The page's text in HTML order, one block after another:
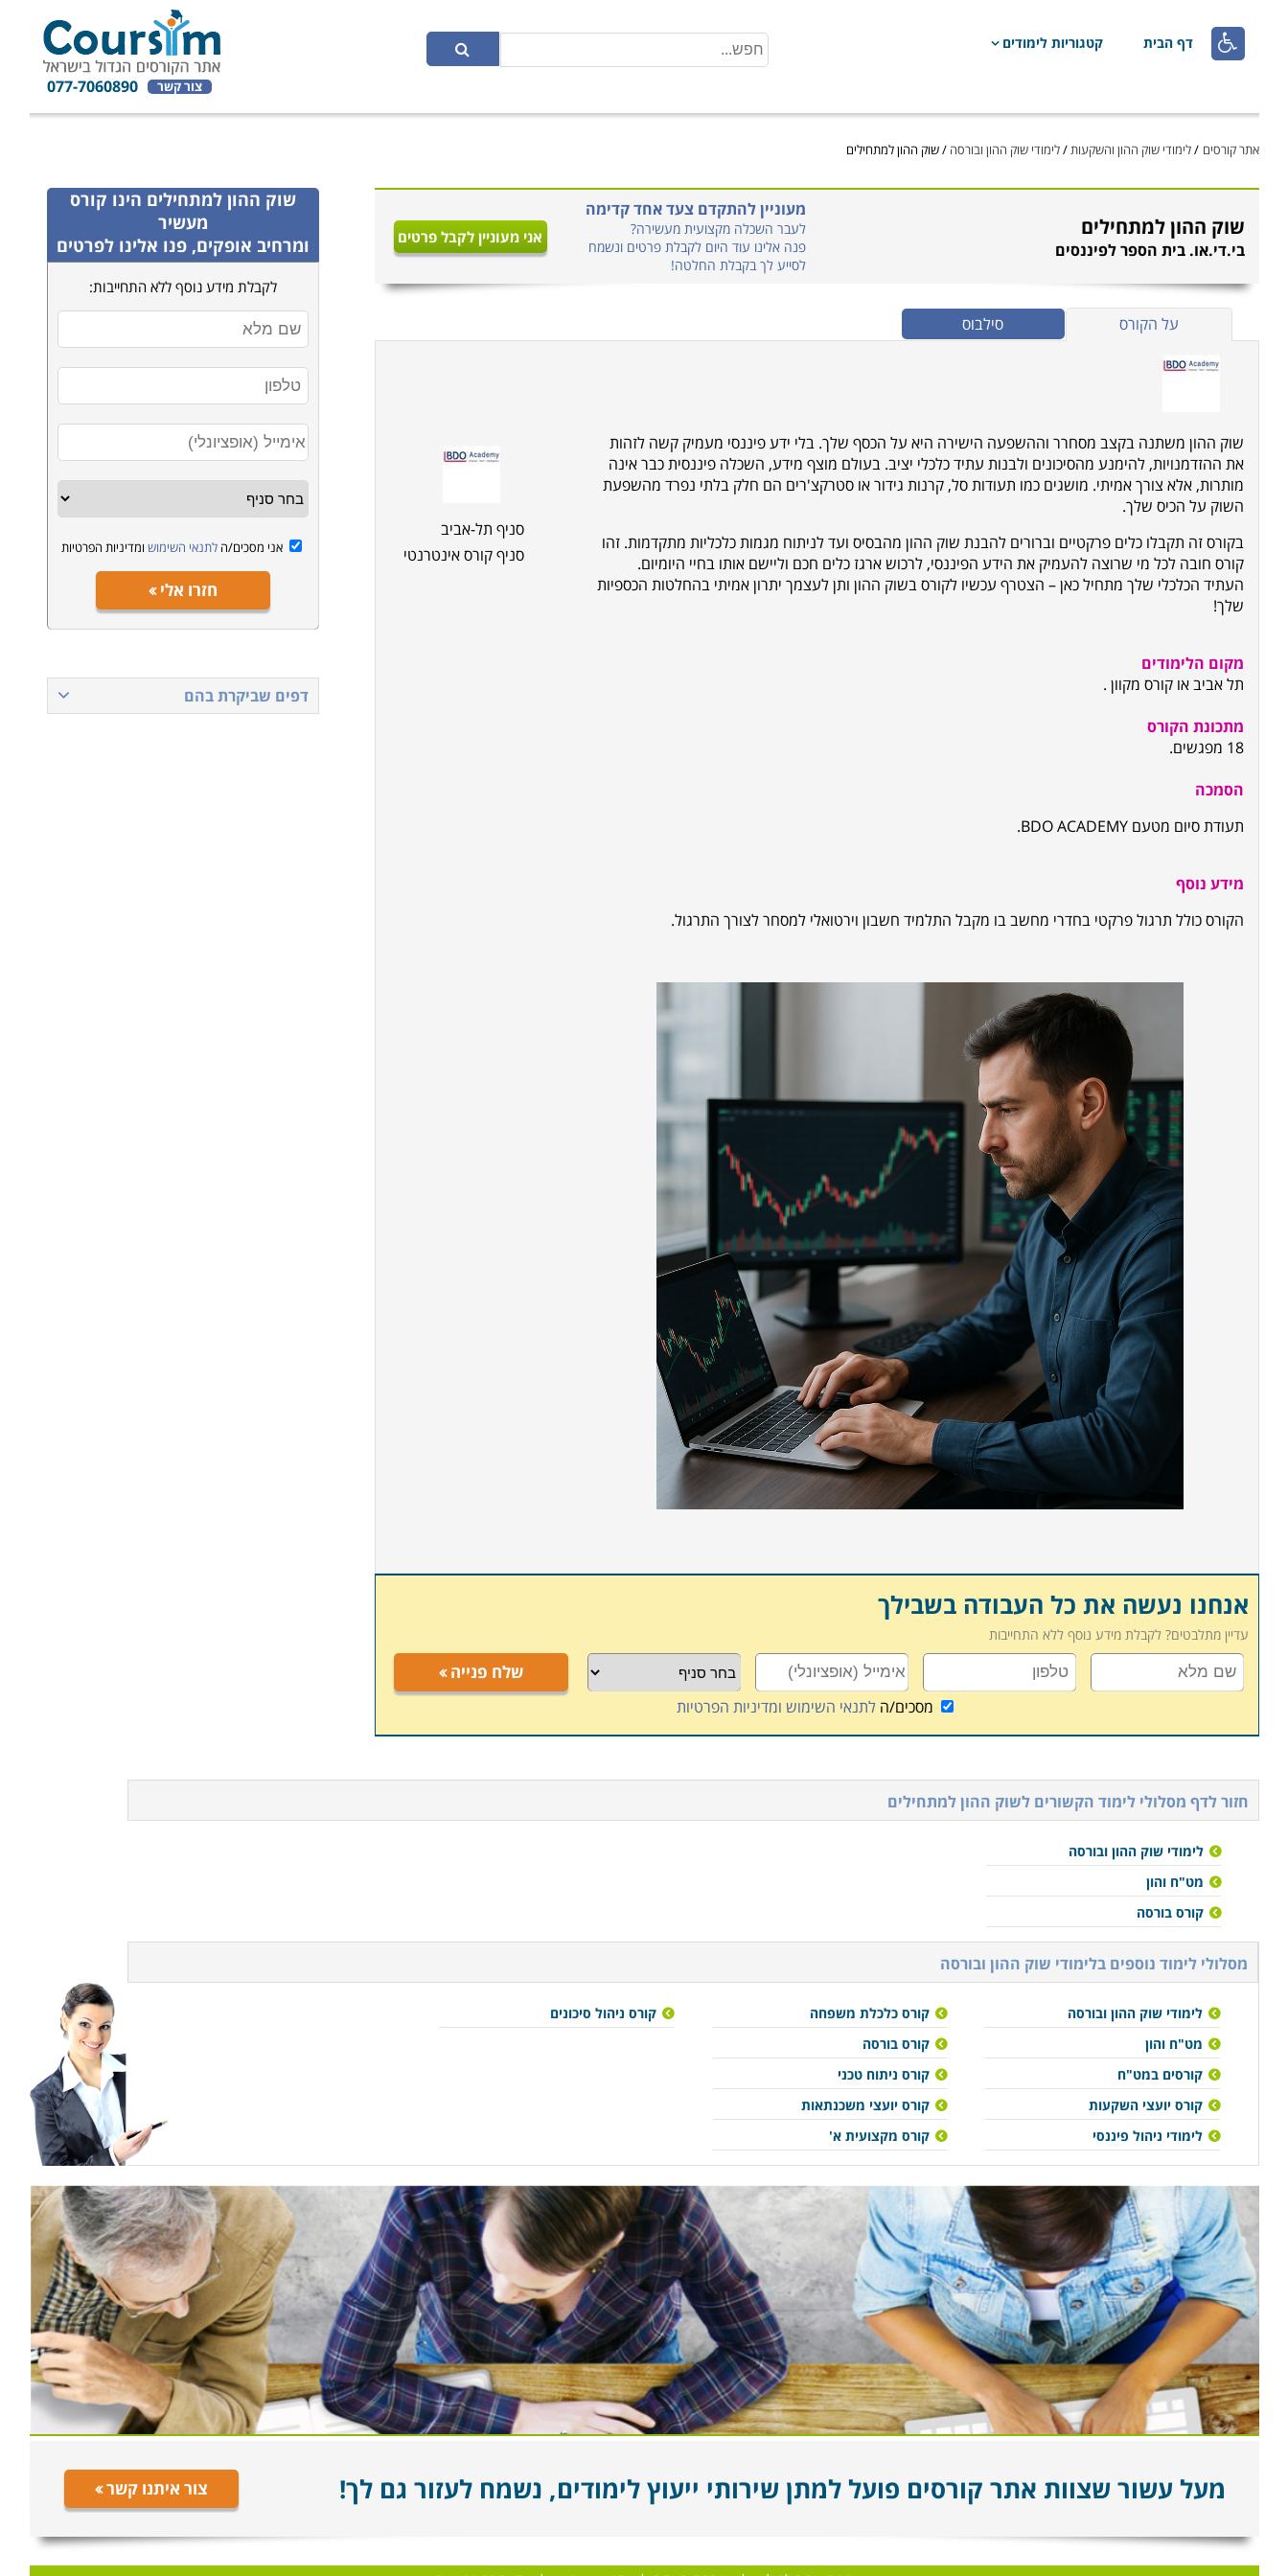
 דף הבית קטגוריות לימודים
צור קשר 077-7060890
אתר קורסים /לימודי שוק ההון והשקעות/לימודי שוק ההון ובורסה/שוק ההון למתחילים
שוק ההון למתחילים
בי.די.או. בית הספר לפיננסים
מעוניין להתקדם צעד אחד קדימה
לעבר השכלה מקצועית מעשירה?
פנה אלינו עוד היום לקבלת פרטים ונשמח
לסייע לך בקבלת החלטה!
אני מעוניין לקבל פרטים
על הקורס סילבוס
שוק ההון משתנה בקצב מסחרר וההשפעה הישירה היא על הכסף שלך. בלי ידע פיננסי מעמיק קשה לזהות
את ההזדמנויות, להימנע מהסיכונים ולבנות עתיד כלכלי יציב. בעולם מוצף מידע, השכלה פיננסית כבר אינה
מותרות, אלא צורך אמיתי. מושגים כמו תעודות סל, קרנות גידור או סטרקצ'רים הם חלק בלתי נפרד מהשפעת
השוק על הכיס שלך.
בקורס זה תקבלו כלים פרקטיים וברורים להבנת שוק ההון מהבסיס ועד לניתוח מגמות כלכליות מתקדמות. זהו
קורס חובה לכל מי שרוצה להעמיק את הידע הפיננסי, לרכוש ארגז כלים חכם וליישם אותו בחיי היומיום.
העתיד הכלכלי שלך מתחיל כאן – הצטרף עכשיו לקורס בשוק ההון ותן לעצמך יתרון אמיתי בהחלטות הכספיות
שלך!
מקום הלימודים
תל אביב או קורס מקוון .
מתכונת הקורס
18 מפגשים.
הסמכה
תעודת סיום מטעם .BDO ACADEMY
מידע נוסף
הקורס כולל תרגול פרקטי בחדרי מחשב בו מקבל התלמיד חשבון וירטואלי למסחר לצורך התרגול.
סניף תל-אביב
סניף קורס אינטרנטי
אנחנו נעשה את כל העבודה בשבילך
עדיין מתלבטים? לקבלת מידע נוסף ללא התחייבות
שלח פנייה
מסכים/ה לתנאי השימוש ומדיניות הפרטיות
שוק ההון למתחילים הינו קורס
מעשיר
ומרחיב אופקים, פנו אלינו לפרטים
לקבלת מידע נוסף ללא התחייבות:
אני מסכים/הלתנאי השימוש ומדיניות הפרטיות
חזרו אלי
דפים שביקרת בהם
חזור לדף מסלולי לימוד הקשורים לשוק ההון למתחילים
לימודי שוק ההון ובורסה
מט"ח והון
קורס בורסה
מסלולי לימוד נוספים בלימודי שוק ההון ובורסה
לימודי שוק ההון ובורסה
מט"ח והון
קורסים במט"ח
קורס יועצי השקעות
לימודי ניהול פיננסי
קורס כלכלת משפחה
קורס בורסה
קורס ניתוח טכני
קורס יועצי משכנתאות
קורס מקצועית א'
קורס ניהול סיכונים
מעל עשור שצוות אתר קורסים פועל למתן שירותי ייעוץ לימודים, נשמח לעזור גם לך! צור איתנו קשר